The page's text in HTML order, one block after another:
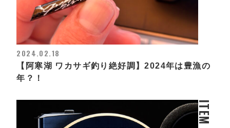
2024.02.18
【阿寒湖 ワカサギ釣り絶好調】2024年は豊漁の
年？！
ITEM